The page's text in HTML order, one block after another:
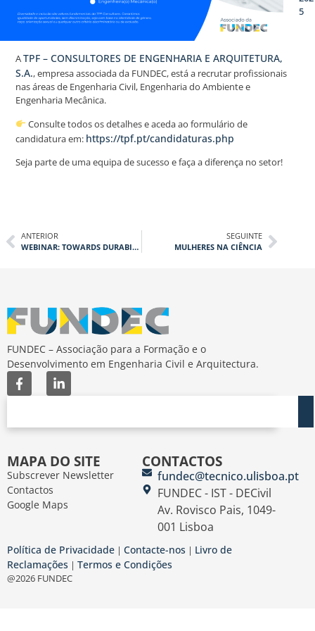
5
ATPF – CONSULTORES DE ENGENHARIA E ARQUITETURA,
S.A., empresa associada da FUNDEC, está a recrutar profissionais
nas áreas de Engenharia Civil, Engenharia do Ambiente e
Engenharia Mecânica.
Consulte todos os detalhes e aceda ao formulário de
candidatura em: https://tpf.pt/candidaturas.php
Seja parte de uma equipa de sucesso e faça a diferença no setor!
ANTERIOR
WEBINAR: TOWARDS DURABILITY DESIGN OF FRP COMPOSITES FOR CIVIL ENGINEERING STRUCTURES
SEGUINTE
MULHERES NA CIÊNCIA
FUNDEC – Associação para a Formação e o
Desenvolvimento em Engenharia Civil e Arquitectura.
MAPA DO SITE
Subscrever Newsletter
Contactos
Google Maps
CONTACTOS
fundec@tecnico.ulisboa.pt
FUNDEC - IST - DECivil
Av. Rovisco Pais, 1049-
001 Lisboa
Política de Privacidade | Contacte-nos | Livro de
Reclamações | Termos e Condições
@2026 FUNDEC